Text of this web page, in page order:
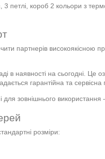
петлі, короб 2 кольори з
партнерів високоякісною
в наявності на сьогодні.
гарантійна та сервісна
для зовнішнього
розміри: